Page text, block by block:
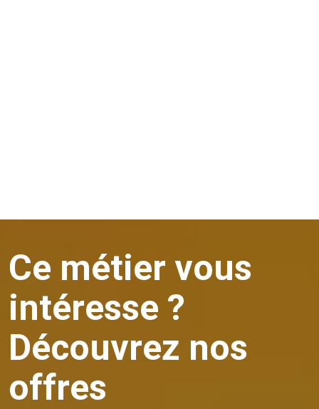
DÉCOUVREZ NOS PROFILS
Ce métier vous
intéresse ?
Découvrez nos
offres